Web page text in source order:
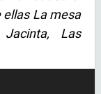
ellas La mesa
Las